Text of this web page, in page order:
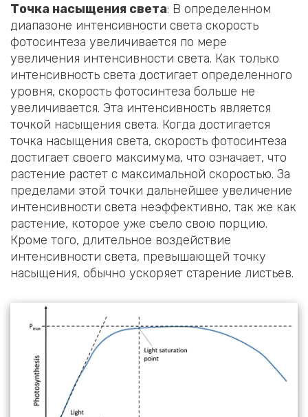
Точка насыщения света: В определенном
диапазоне интенсивности света скорость
фотосинтеза увеличивается по мере
увеличения интенсивности света. Как только
интенсивность света достигает определенного
уровня, скорость фотосинтеза больше не
увеличивается. Эта интенсивность является
точкой насыщения света. Когда достигается
точка насыщения света, скорость фотосинтеза
достигает своего максимума, что означает, что
растение растет с максимальной скоростью. За
пределами этой точки дальнейшее увеличение
интенсивности света неэффективно, так же как
растение, которое уже съело свою порцию.
Кроме того, длительное воздействие
интенсивности света, превышающей точку
насыщения, обычно ускоряет старение листьев.